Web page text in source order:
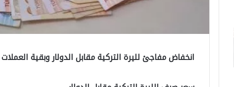
انخفاض مفاجئ لليرة التركية مقابل الدولار وبقية